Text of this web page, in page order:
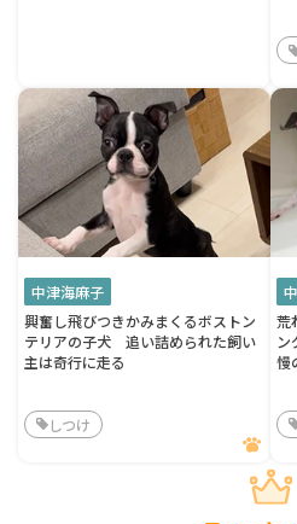
中津海麻子
興奮し飛びつきかみまくるボストン
テリアの子犬 追い詰められた飼い
主は奇行に走る
しつけ
荒
慢